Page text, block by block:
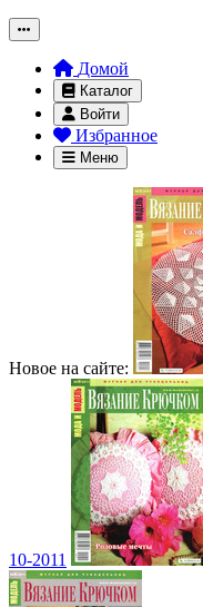
Домой
Каталог
Войти
Избранное
Меню
Новое на сайте:
10-2011